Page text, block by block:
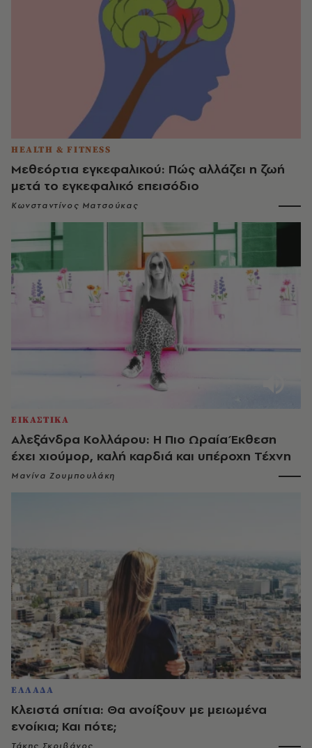
HEALTH & FITNESS
Μεθεόρτια εγκεφαλικού: Πώς αλλάζει η ζωή
μετά το εγκεφαλικό επεισόδιο
Κωνσταντίνος Ματσούκας
ΕΙΚΑΣΤΙΚΑ
Αλεξάνδρα Κολλάρου: Η Πιο Ωραία Έκθεση
έχει χιούμορ, καλή καρδιά και υπέροχη Τέχνη
Μανίνα Ζουμπουλάκη
ΕΛΛΑΔΑ
Κλειστά σπίτια: Θα ανοίξουν με μειωμένα
ενοίκια; Και πότε;
Τάκης Σκριβάνος